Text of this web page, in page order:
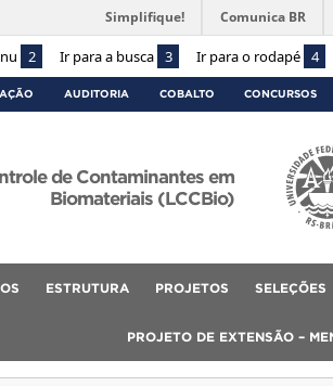
2 Ir para a busca 3 Ir para o rodapé 4
Simplifique! Comunica BR
AUDITORIA COBALTO CONCURSOS
de Contaminantes em
Biomateriais (LCCBio)
ESTRUTURA PROJETOS SELEÇÕES
PROJETO DE EXTENSÃO –